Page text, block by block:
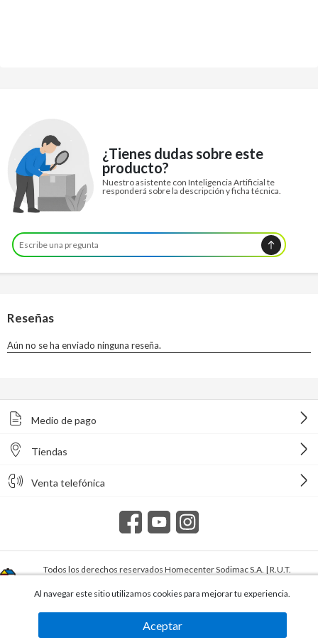
¿Tienes dudas sobre este
producto?
Nuestro asistente con Inteligencia Artificial te
responderá sobre la descripción y ficha técnica.
Medio de pago
Tiendas
Venta telefónica
Todos los derechos reservados Homecenter Sodimac S.A. | R.U.T.
216996650015.
Al navegar este sitio utilizamos cookies para mejorar tu experiencia.
Aceptar